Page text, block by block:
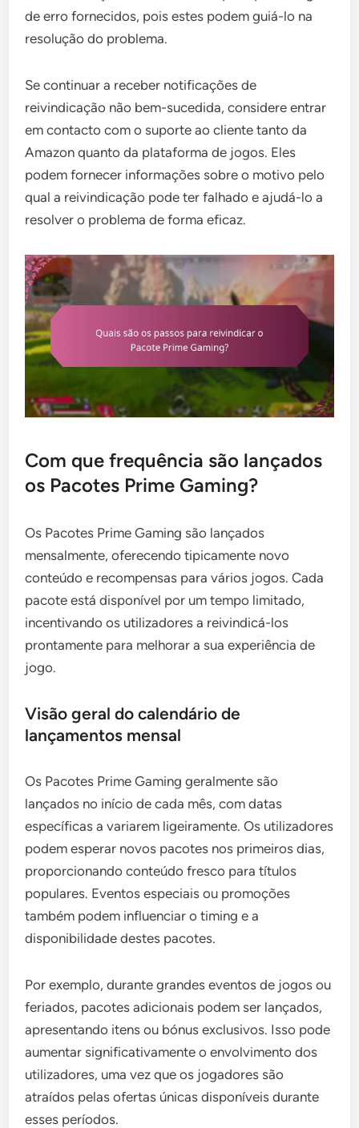
de erro fornecidos, pois estes podem guiá-lo na
resolução do problema.
Se continuar a receber notificações de
reivindicação não bem-sucedida, considere entrar
em contacto com o suporte ao cliente tanto da
Amazon quanto da plataforma de jogos. Eles
podem fornecer informações sobre o motivo pelo
qual a reivindicação pode ter falhado e ajudá-lo a
resolver o problema de forma eficaz.
Com que frequência são lançados
os Pacotes Prime Gaming?
Os Pacotes Prime Gaming são lançados
mensalmente, oferecendo tipicamente novo
conteúdo e recompensas para vários jogos. Cada
pacote está disponível por um tempo limitado,
incentivando os utilizadores a reivindicá-los
prontamente para melhorar a sua experiência de
jogo.
Visão geral do calendário de
lançamentos mensal
Os Pacotes Prime Gaming geralmente são
lançados no início de cada mês, com datas
específicas a variarem ligeiramente. Os utilizadores
podem esperar novos pacotes nos primeiros dias,
proporcionando conteúdo fresco para títulos
populares. Eventos especiais ou promoções
também podem influenciar o timing e a
disponibilidade destes pacotes.
Por exemplo, durante grandes eventos de jogos ou
feriados, pacotes adicionais podem ser lançados,
apresentando itens ou bónus exclusivos. Isso pode
aumentar significativamente o envolvimento dos
utilizadores, uma vez que os jogadores são
atraídos pelas ofertas únicas disponíveis durante
esses períodos.